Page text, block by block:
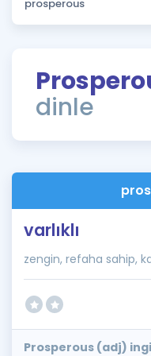
Puan Hesaplama
ÖSYM Sınav
Kampanyalar
İngilizce Gramer
dinle
varlıklı
zengin, refaha sahip,
Prosperous (adj)